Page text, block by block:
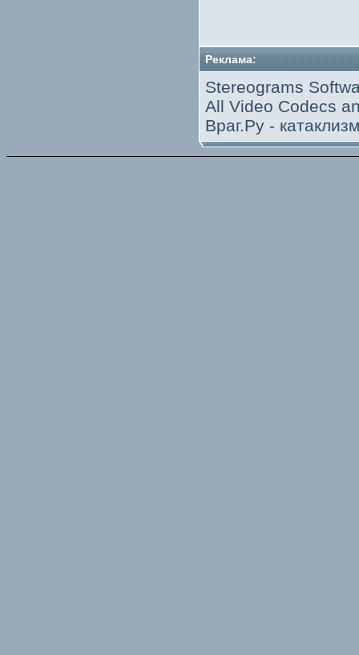
Реклама:
Stereograms
All Video Codecs
Враг.Ру -